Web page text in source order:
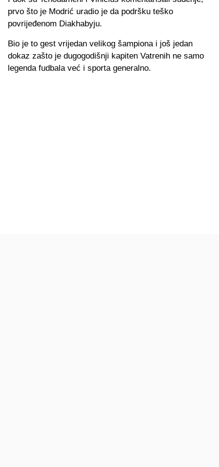
prvo što je Modrić uradio je da podršku teško
povrijeđenom Diakhabyju.
Bio je to gest vrijedan velikog šampiona i još jedan
dokaz zašto je dugogodišnji kapiten Vatrenih ne samo
legenda fudbala već i sporta generalno.